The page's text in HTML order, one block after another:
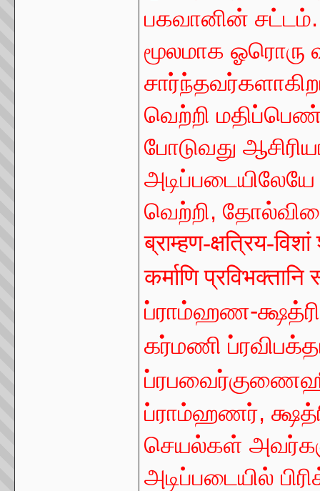
பகவானின்
மூலமாக
வெற்றி
போடுவது
வெற்றி,
ब्राम्हण-क्षत्रिय-
कर्माणि
ப்ராம்ஹண-
கர்மணி
ப்ராம்ஹணர்,
செயல்கள்
அடிப்படையில்